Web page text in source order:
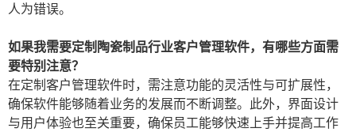
人为错误。
如果我需要定制陶瓷制品行业客户管理软件，有哪些方面需
要特别注意？
在定制客户管理软件时，需注意功能的灵活性与可扩展性，
确保软件能够随着业务的发展而不断调整。此外，界面设计
与用户体验也至关重要，确保员工能够快速上手并提高工作